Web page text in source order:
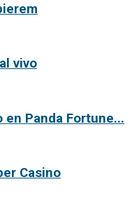
vivo
Panda Fortune...
Casino